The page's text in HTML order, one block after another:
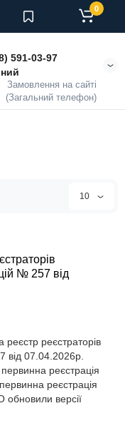
591-03-97
Замовлення на сайті
(Загальний телефон)
0
10
№ 257 від
реєстр реєстраторів
від 07.04.2026р.
реєстрація
реєстрація
обновили версії